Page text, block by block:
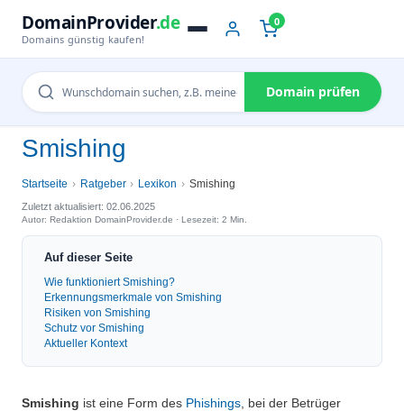
DomainProvider.de
Domains günstig kaufen!
0
Domain prüfen
Smishing
Startseite Ratgeber Lexikon Smishing
Zuletzt aktualisiert: 02.06.2025
Autor: Redaktion DomainProvider.de · Lesezeit: 2 Min.
Auf dieser Seite
Wie funktioniert Smishing?
Erkennungsmerkmale von Smishing
Risiken von Smishing
Schutz vor Smishing
Aktueller Kontext
Smishing ist eine Form des Phishings , bei der Betrüger